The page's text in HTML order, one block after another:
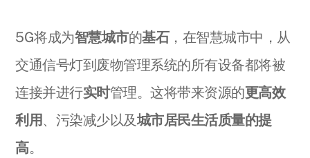
5G将成为智慧城市的基石，在智慧城市中，从
交通信号灯到废物管理系统的所有设备都将被
连接并进行实时管理。这将带来资源的更高效
利用、污染减少以及城市居民生活质量的提
高。